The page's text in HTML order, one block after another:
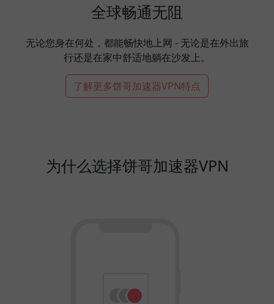
全球畅通无阻
无论您身在何处，都能畅快地上网 - 无论是在外出旅
行还是在家中舒适地躺在沙发上。
了解更多饼哥加速器VPN特点
为什么选择饼哥加速器VPN